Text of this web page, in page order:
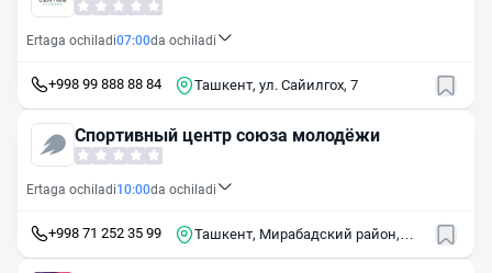
Ertaga ochiladi07:00da ochiladi
+998 99 888 88 84 Ташкент, ул. Сайилгох, 7
Спортивный центр союза молодёжи
Ertaga ochiladi10:00da ochiladi
+998 71 252 35 99
Ташкент, Мирабадский район,